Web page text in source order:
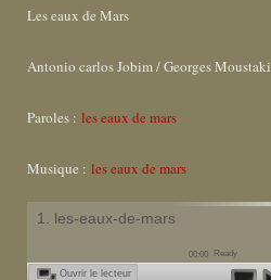
Les eaux de Mars
Antonio carlos Jobim / Georges Moustaki
Paroles : les eaux de mars
Musique : les eaux de mars
1. les-eaux-de-mars
00:00 Ready
Ouvrir le lecteur